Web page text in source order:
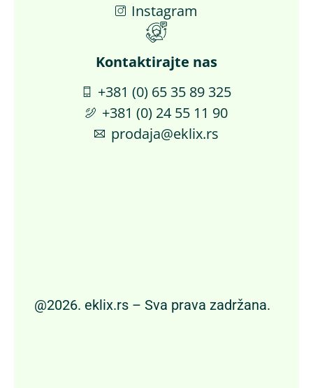
Instagram
Kontaktirajte nas​
+381 (0) 65 35 89 325
+381 (0) 24 55 11 90
prodaja@eklix.rs
@2026. eklix.rs – Sva prava zadržana.